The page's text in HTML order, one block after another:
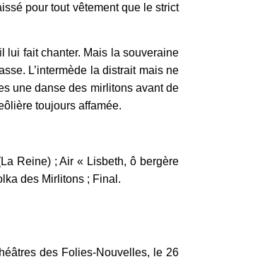
pour tout vêtement que le strict
lui fait chanter. Mais la souveraine
L’intermède la distrait mais ne
une danse des mirlitons avant de
toujours affamée.
Reine) ; Air « Lisbeth, ô bergère
des Mirlitons ; Final.
des Folies-Nouvelles, le 26